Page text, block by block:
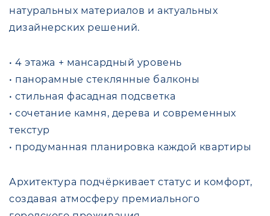
натуральных материалов и актуальных
дизайнерских решений.
• 4 этажа + мансардный уровень
• панорамные стеклянные балконы
• стильная фасадная подсветка
• сочетание камня, дерева и современных
текстур
• продуманная планировка каждой квартиры
Архитектура подчёркивает статус и комфорт,
создавая атмосферу премиального